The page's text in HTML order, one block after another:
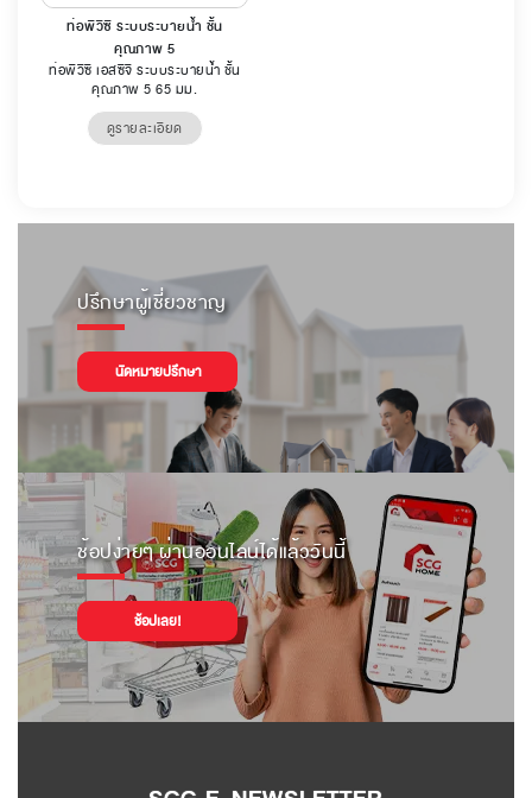
ท่อพีวีซี ระบบระบายน้ำ ชั้น
คุณภาพ 5
ท่อพีวีซี เอสซีจี ระบบระบายน้ำ ชั้น
คุณภาพ 5 65 มม.
ดูรายละเอียด
ปรึกษาผู้เชี่ยวชาญ
นัดหมายปรึกษา
ช้อปง่ายๆ ผ่านออนไลน์ได้แล้ววันนี้
ช้อปเลย!